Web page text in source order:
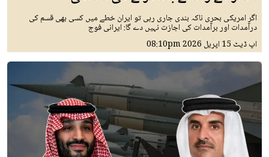
اگر امریکی بحری ناکہ بندی جاری رہی تو ایران خطے میں کسی بھی قسم کی
درآمدات اور برآمدات کی اجازت نہیں دے گا: ایرانی فوج
اپ ڈیٹ 15 اپريل 2026 08:10pm